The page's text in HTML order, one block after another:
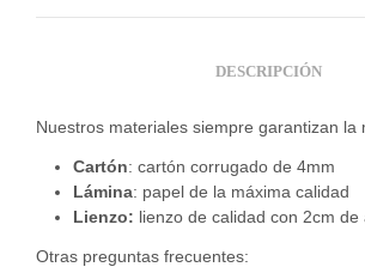
DESCRIPCIÓN
Nuestros materiales siempre garantizan la
Cartón: cartón corrugado de 4mm
Lámina: papel de la máxima calidad
Lienzo: lienzo de calidad con 2cm de
Otras preguntas frecuentes: